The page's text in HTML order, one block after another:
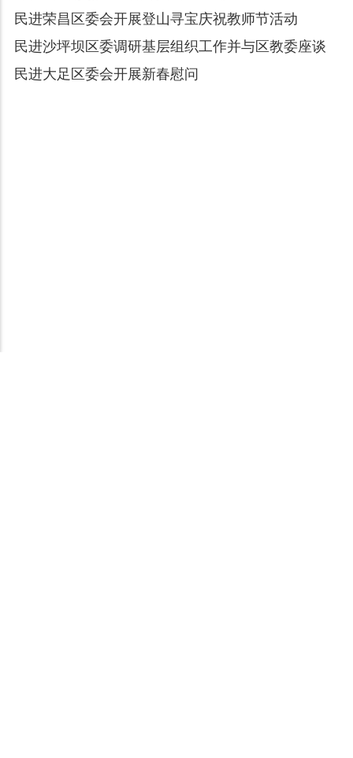
民进荣昌区委会开展登山寻宝庆祝教师节活动
民进沙坪坝区委调研基层组织工作并与区教委座谈
民进大足区委会开展新春慰问